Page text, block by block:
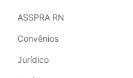
ASSPRA RN
Convênios
Jurídico